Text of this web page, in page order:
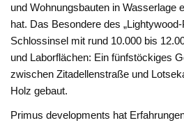
und Wohnungsbauten in Wasserlage
hat. Das Besondere des
Schlossinsel mit rund 10.000 bis
und Laborflächen: Ein fünfstöckiges
zwischen Zitadellenstraße und
Holz gebaut.
Primus developments hat